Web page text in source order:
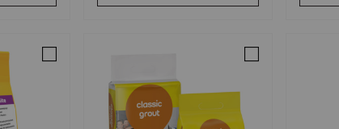
Jämför FOGBRUK SIKACERAM-690 ELITEJämför